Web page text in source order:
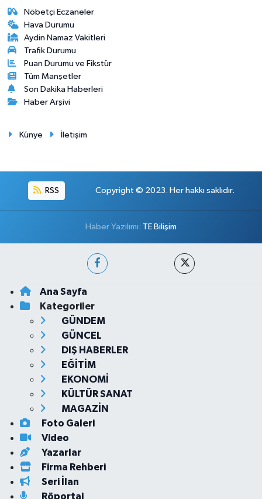
Nöbetçi Eczaneler
Hava Durumu
Aydin Namaz Vakitleri
Trafik Durumu
Puan Durumu ve Fikstür
Tüm Manşetler
Son Dakika Haberleri
Haber Arşivi
Künye İletişim
RSS Copyright © 2023. Her hakkı saklıdır.
Haber Yazılımı: TE Bilişim
Ana Sayfa
Kategoriler
GÜNDEM
GÜNCEL
DIŞ HABERLER
EĞİTİM
EKONOMİ
KÜLTÜR SANAT
MAGAZİN
Foto Galeri
Video
Yazarlar
Firma Rehberi
Seri İlan
Röportaj